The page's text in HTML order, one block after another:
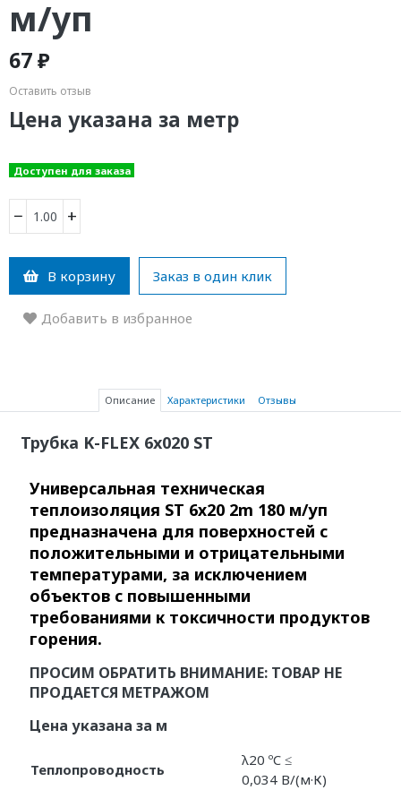
м/уп
67 ₽
Оставить отзыв
Цена указана за метр
Доступен для заказа
− +
В корзину Заказ в один клик
Добавить в избранное
Описание Характеристики Отзывы
Трубка K-FLEX 6x020 ST
Универсальная техническая
теплоизоляция ST 6х20 2m 180 м/уп
предназначена для поверхностей с
положительными и отрицательными
температурами, за исключением
объектов с повышенными
требованиями к токсичности продуктов
горения.
ПРОСИМ ОБРАТИТЬ ВНИМАНИЕ: ТОВАР НЕ
ПРОДАЕТСЯ МЕТРАЖОМ
Цена указана за м
Теплопроводность
λ20 ºC ≤
0,034 В/(м·К)